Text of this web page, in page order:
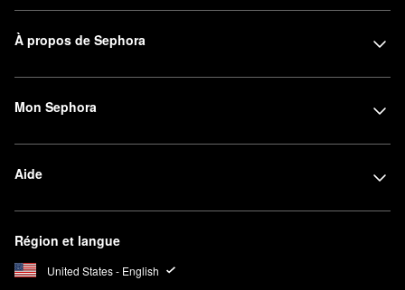
À propos de Sephora
Mon Sephora
Aide
Région et langue
United States - English